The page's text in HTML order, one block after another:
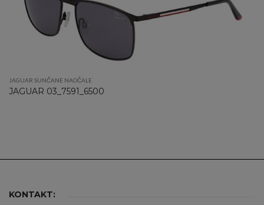
JAGUAR SUNČANE NAOČALE
JAGUAR 03_7591_6500
KONTAKT: